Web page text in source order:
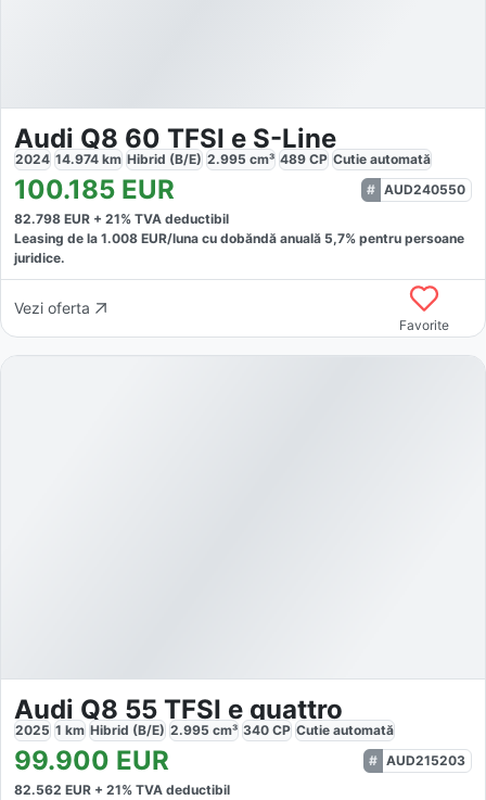
Audi Q8 60 TFSI e S-Line
2024 14.974 km Hibrid (B/E) 2.995 cm³ 489 CP Cutie automată
100.185 EUR
AUD240550
82.798 EUR + 21% TVA deductibil
Leasing de la 1.008 EUR/luna cu dobăndă anuală 5,7% pentru persoane
juridice.
Vezi oferta
Favorite
Audi Q8 55 TFSI e quattro
2025 1 km Hibrid (B/E) 2.995 cm³ 340 CP Cutie automată
99.900 EUR
AUD215203
82.562 EUR + 21% TVA deductibil